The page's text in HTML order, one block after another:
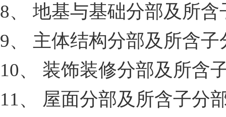
8、 地基与基础分部及所
9、 主体结构分部及所含
10、 装饰装修分部及所含
11、 屋面分部及所含子分